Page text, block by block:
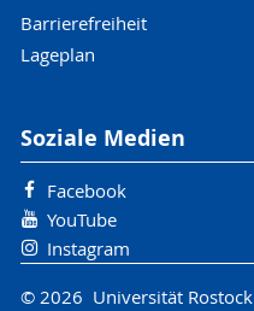
Barrierefreiheit
Lageplan
Soziale Medien
Facebook
YouTube
Instagram
© 2026 Universität Rostock